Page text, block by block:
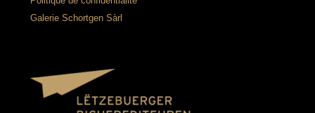
Galerie Schortgen Sàrl